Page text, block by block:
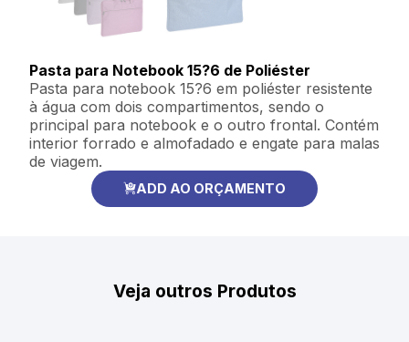
Pasta para Notebook 15?6 de Poliéster
Pasta para notebook 15?6 em poliéster resistente
à água com dois compartimentos, sendo o
principal para notebook e o outro frontal. Contém
interior forrado e almofadado e engate para malas
de viagem.
ADD AO ORÇAMENTO
Veja outros Produtos